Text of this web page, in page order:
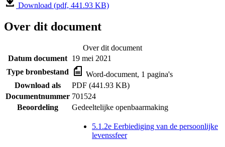
Download (pdf, 441.93 KB)
Over dit document
Over dit document
Datum document 19 mei 2021
Type bronbestand
Word-document, 1 pagina's
Download als
PDF (441.93 KB)
Documentnummer 701524
Beoordeling
Gedeeltelijke openbaarmaking
5.1.2e Eerbiediging van de persoonlijke
levenssfeer